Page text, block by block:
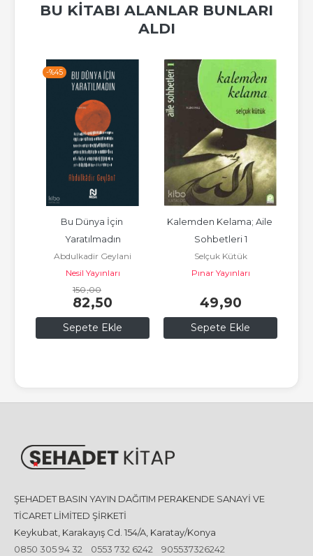
BU KITABI ALANLAR BUNLARI
ALDI
-%45
Sepete Ekle
Bu Dünya İçin
Yaratılmadın
Abdulkadir Geylani
Nesil Yayınları
150,00
82,50
Sepete Ekle
Kalemden Kelama; Aile
Sohbetleri 1
Selçuk Kütük
Pınar Yayınları
49,90
ŞEHADET BASIN YAYIN DAĞITIM PERAKENDE SANAYİ VE
TİCARET LİMİTED ŞİRKETİ
Keykubat, Karakayış Cd. 154/A, Karatay/Konya
0850 305 94 32
0553 732 6242
905537326242